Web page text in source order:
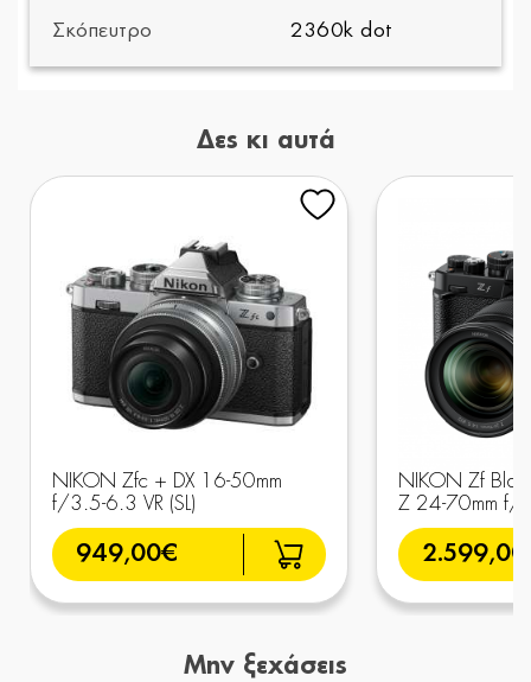
Σκόπευτρο 2360k dot
Δες κι αυτά
NIKON Zfc + DX 16-50mm
f/3.5-6.3 VR (SL)
949,00€
NIKON Zf
Z 24-70mm f/
Μην ξεχάσεις